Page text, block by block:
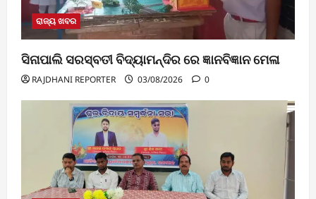
ରାଜ୍ୟ ଖବର
ସିନାପାଲି ସରସ୍ବତୀ ବିଦ୍ୟାମନ୍ଦିର ରେ ଜ୍ଞାନବିଜ୍ଞାନ ମେଳା
RAJDHANI REPORTER 03/08/2026 0